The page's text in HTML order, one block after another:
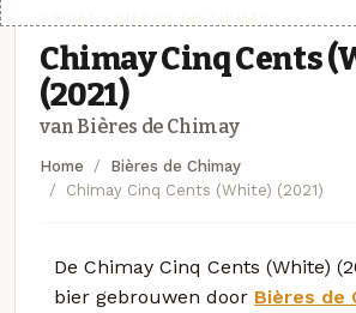
Chimay Cinq Cents
(2021)
van Bières de Chimay
Home
Bières de Chimay
Chimay Cinq Cents (White) (2021)
De Chimay Cinq Cents (White)
bier gebrouwen door Bières de